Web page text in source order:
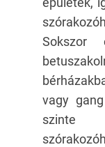
Sokszor
vagy
szinte